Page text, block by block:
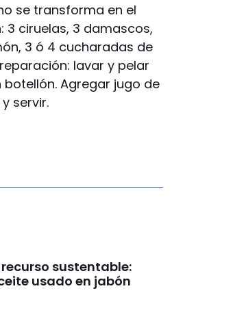
se transforma en el
3 ciruelas, 3 damascos,
3 ó 4 cucharadas de
lavar y pelar
Agregar jugo de
servir.
sustentable:
usado en jabón